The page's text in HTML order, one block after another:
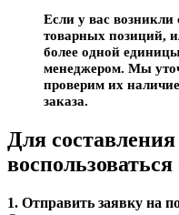
Если у вас
товарных позиций,
более одной
менеджером. Мы
проверим их
заказа.
Для
1. Отправить заявку на